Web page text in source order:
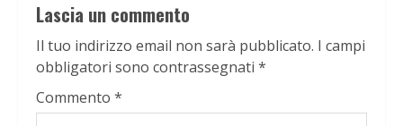
Lascia un commento
Il tuo indirizzo email non sarà pubblicato. I campi
obbligatori sono contrassegnati *
Commento *